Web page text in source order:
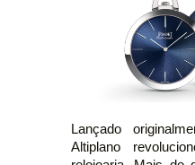
Lançado
Altiplano